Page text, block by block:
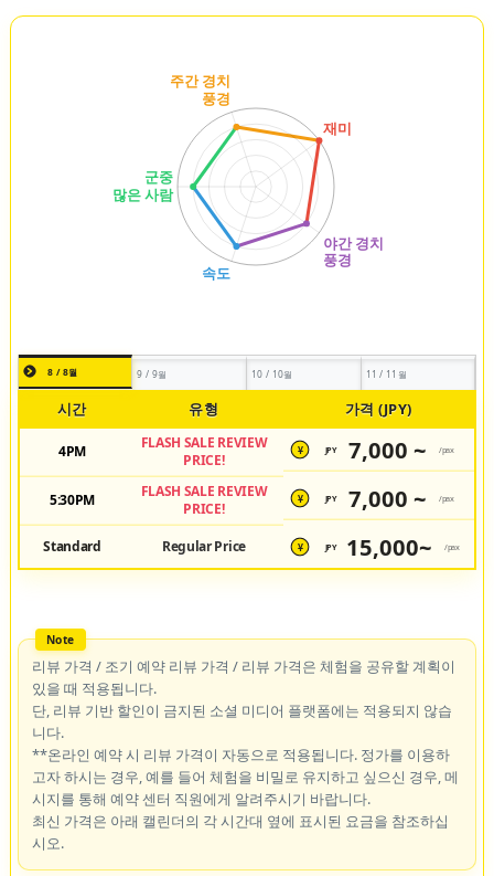
8 / 8월 9 / 9월 10 / 10월 11 / 11월
시간 유형 가격 (JPY)
4PM
FLASH SALE REVIEW
PRICE!
¥ JPY 7,000 ~ /pax
5:30PM
FLASH SALE REVIEW
PRICE!
¥ JPY 7,000 ~ /pax
Standard Regular Price ¥ JPY 15,000~ /pax
리뷰 가격 / 조기 예약 리뷰 가격 / 리뷰 가격은 체험을 공유할 계획이
있을 때 적용됩니다.
단, 리뷰 기반 할인이 금지된 소셜 미디어 플랫폼에는 적용되지 않습
니다.
**온라인 예약 시 리뷰 가격이 자동으로 적용됩니다. 정가를 이용하
고자 하시는 경우, 예를 들어 체험을 비밀로 유지하고 싶으신 경우, 메
시지를 통해 예약 센터 직원에게 알려주시기 바랍니다.
최신 가격은 아래 캘린더의 각 시간대 옆에 표시된 요금을 참조하십
시오.